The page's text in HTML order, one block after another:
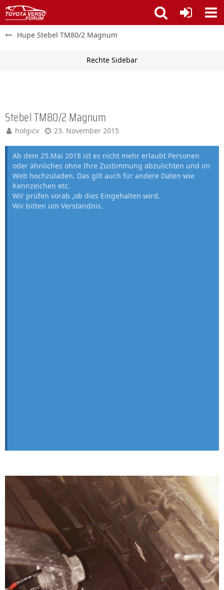
Hupe Stebel TM80/2 Magnum
Stebel TM80/2 Magnum
holgicv 23. November 2015
Ab dem 25.Mai 2018 ist es nicht mehr erlaubt Personen
oder ähnliches ohne Ihre Zustimmung abzulichten und im
Web hochzuladen. Das gilt auch für andere Daten wie
Kennzeichen etc.
Wir prüfen vorab ,ob dies Eingehalten wird.
Wir bitten um Verständnis.